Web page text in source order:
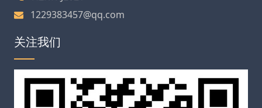
1229383457@qq.com
关注我们